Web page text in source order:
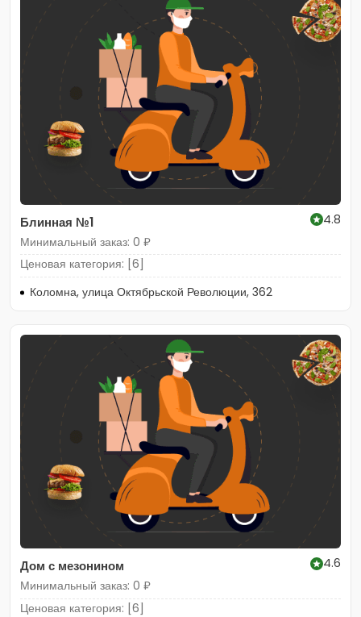
Блинная №1
4.8
Минимальный заказ: 0 ₽
Ценовая категория: [6]
Коломна, улица Октябрьской Революции, 362
Дом с мезонином
4.6
Минимальный заказ: 0 ₽
Ценовая категория: [6]